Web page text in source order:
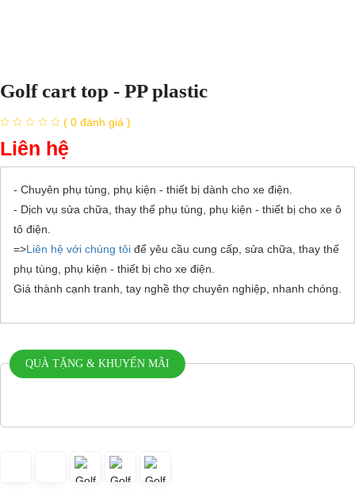
Golf cart top - PP plastic
( 0 đánh giá )
Liên hệ
- Chuyên phụ tùng, phụ kiện - thiết bị dành cho xe điện.
- Dịch vụ sửa chữa, thay thế phụ tùng, phụ kiện - thiết bị cho xe ô
tô điện.
=>Liên hệ với chúng tôi để yêu cầu cung cấp, sửa chữa, thay thế
phụ tùng, phụ kiện - thiết bị cho xe điện.
Giá thành cạnh tranh, tay nghề thợ chuyên nghiệp, nhanh chóng.
QUÀ TẶNG & KHUYẾN MÃI